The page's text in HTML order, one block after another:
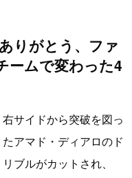
りがとう、ファ
ームで変わった4
右サイドから突破を図っ
たアマド・ディアロのド
リブルがカットされ、